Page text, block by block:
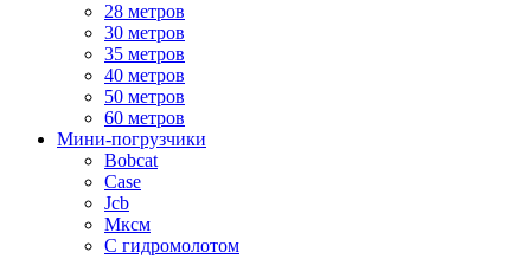
28 метров
30 метров
35 метров
40 метров
50 метров
60 метров
Мини-погрузчики
Bobcat
Case
Jcb
Мксм
С гидромолотом